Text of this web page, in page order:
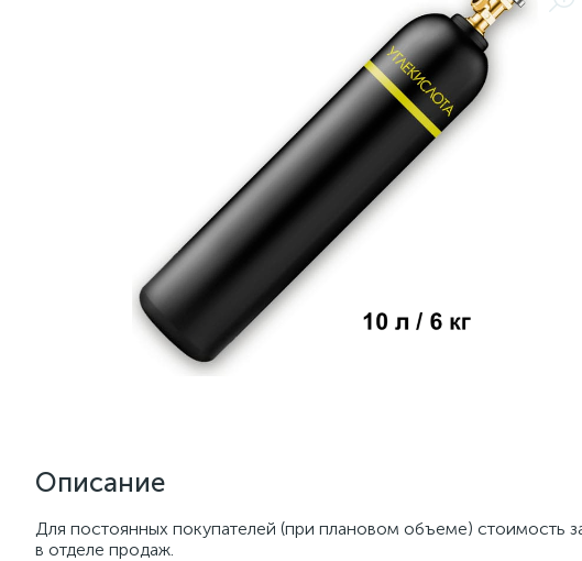
Описание
Для постоянных покупателей (при плановом объеме) стоимость
в отделе продаж.